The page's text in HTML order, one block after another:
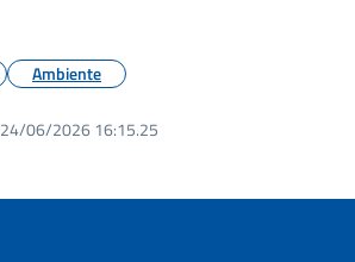
Ambiente
24/06/2026 16:15.25